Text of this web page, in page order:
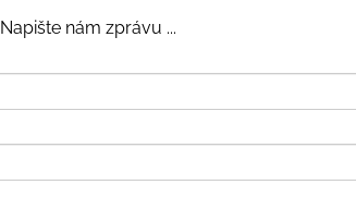
Napište nám zprávu ...